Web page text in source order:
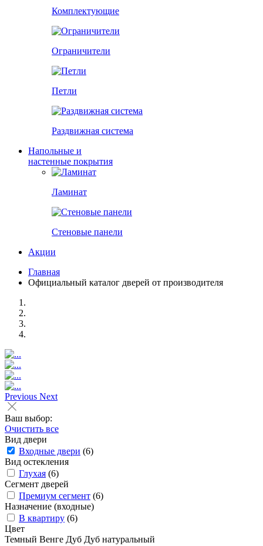
Комплектующие
Ограничители
Петли
Раздвижная система
Напольные и
настенные покрытия
Ламинат
Стеновые панели
Акции
Главная
Официальный каталог дверей от производителя
Previous Next
Ваш выбор:
Очистить все
Вид двери
Входные двери (6)
Вид остекления
Глухая (6)
Сегмент дверей
Премиум сегмент (6)
Назначение (входные)
В квартиру (6)
Цвет
Темный Венге Дуб Дуб натуральный